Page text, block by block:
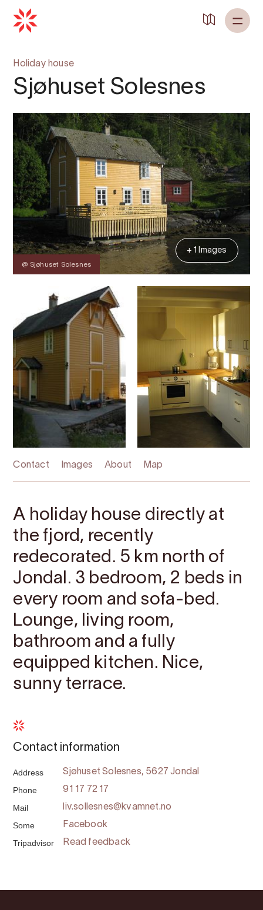
Holiday house
Sjøhuset Solesnes
@ Sjøhuset Solesnes
+ 1 Images
Contact Images About Map
A holiday house directly at
the fjord, recently
redecorated. 5 km north of
Jondal. 3 bedroom, 2 beds in
every room and sofa-bed.
Lounge, living room,
bathroom and a fully
equipped kitchen. Nice,
sunny terrace.
Contact information
Address Sjøhuset Solesnes, 5627 Jondal
Phone 91 17 72 17
Mail liv.sollesnes@kvamnet.no
Some Facebook
Tripadvisor Read feedback